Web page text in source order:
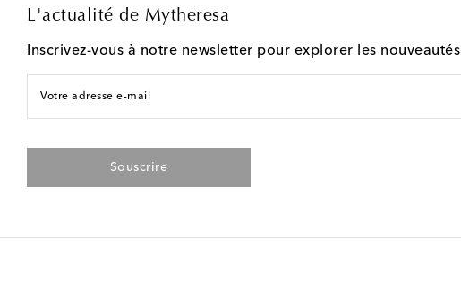
L'actualité de Mytheresa
Inscrivez-vous à notre newsletter pour explorer les nouveautés
Votre adresse e-mail
Souscrire